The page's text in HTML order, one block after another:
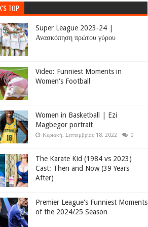
TOP
Super League 2023-24 |
Ανασκόπηση πρώτου γύρου
Video: Funniest Moments in
Women's Football
Women in Basketball | Ezi
Magbegor portrait
Κυριακή, Σεπτεμβρίου 18, 2022 0
The Karate Kid (1984 vs 2023)
Cast: Then and Now (39 Years
After)
Premier League's Funniest Moments
of the 2024/25 Season